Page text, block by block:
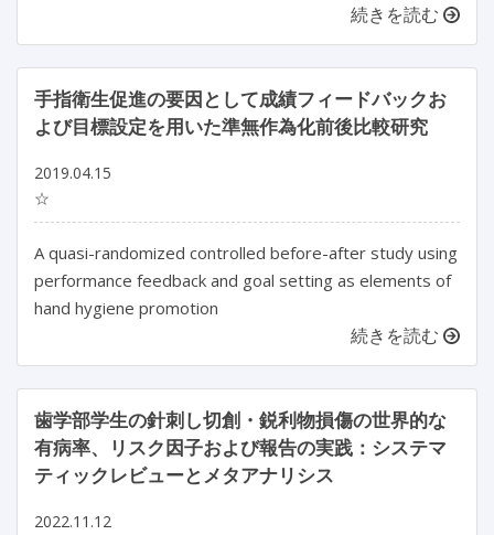
続きを読む
手指衛生促進の要因として成績フィードバックお
よび目標設定を用いた準無作為化前後比較研究
2019.04.15
☆
A quasi-randomized controlled before-after study using
performance feedback and goal setting as elements of
hand hygiene promotion
続きを読む
歯学部学生の針刺し切創・鋭利物損傷の世界的な
有病率、リスク因子および報告の実践：システマ
ティックレビューとメタアナリシス
2022.11.12